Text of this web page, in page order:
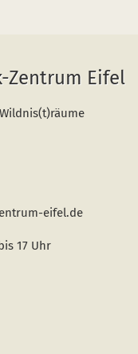
Zentrum Eifel
eifel.de
17 Uhr